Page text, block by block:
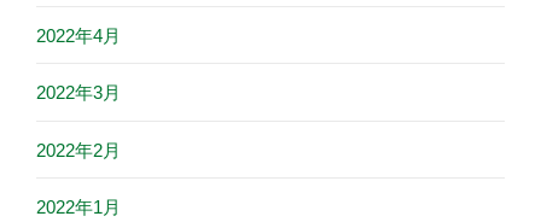
2022年4月
2022年3月
2022年2月
2022年1月